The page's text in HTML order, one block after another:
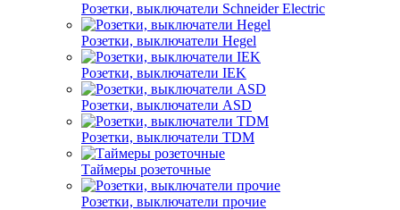
Розетки, выключатели Schneider Electric
Розетки, выключатели Hegel
Розетки, выключатели IEK
Розетки, выключатели ASD
Розетки, выключатели TDM
Таймеры розеточные
Розетки, выключатели прочие